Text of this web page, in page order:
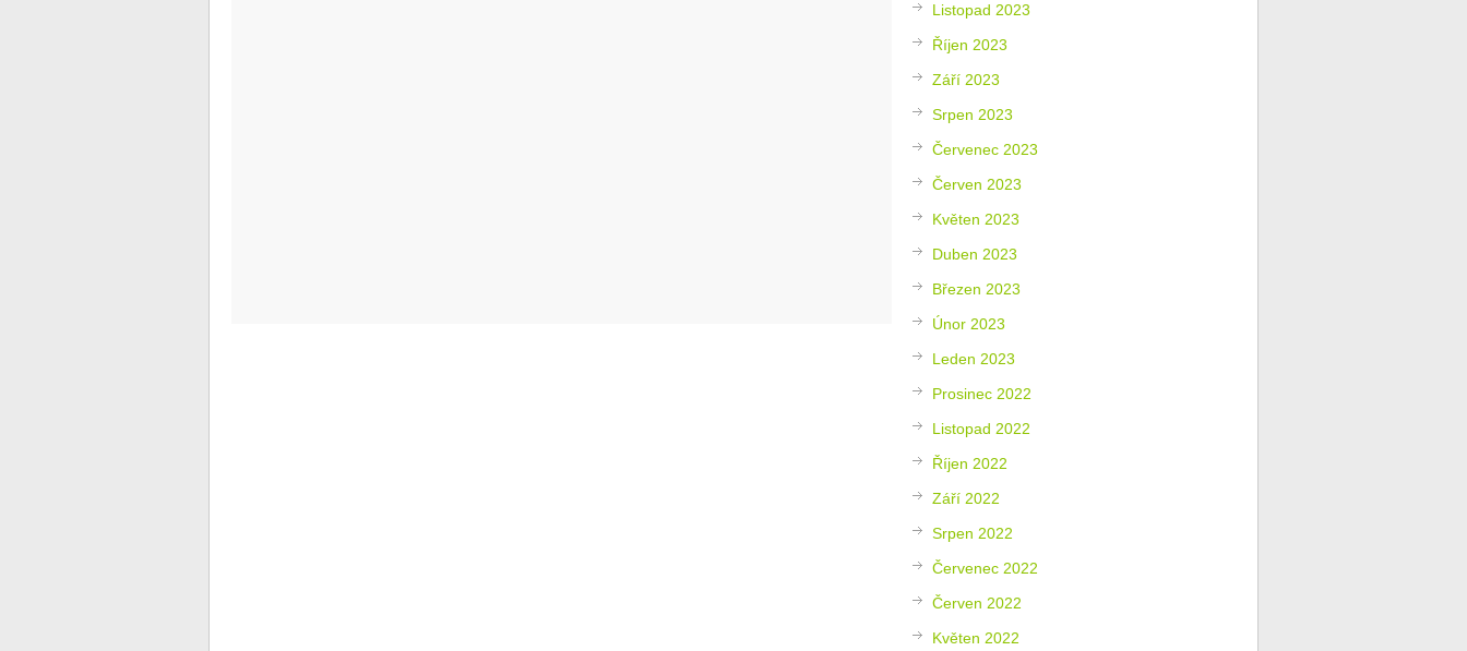
Listopad 2023
Říjen 2023
Září 2023
Srpen 2023
Červenec 2023
Červen 2023
Květen 2023
Duben 2023
Březen 2023
Únor 2023
Leden 2023
Prosinec 2022
Listopad 2022
Říjen 2022
Září 2022
Srpen 2022
Červenec 2022
Červen 2022
Květen 2022